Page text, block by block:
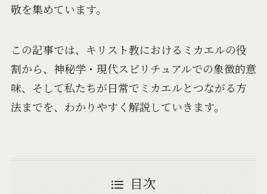
敬を集めています。
この記事では、キリスト教におけるミカエルの役
割から、神秘学・現代スピリチュアルでの象徴的意
味、そして私たちが日常でミカエルとつながる方
法までを、わかりやすく解説していきます。
目次